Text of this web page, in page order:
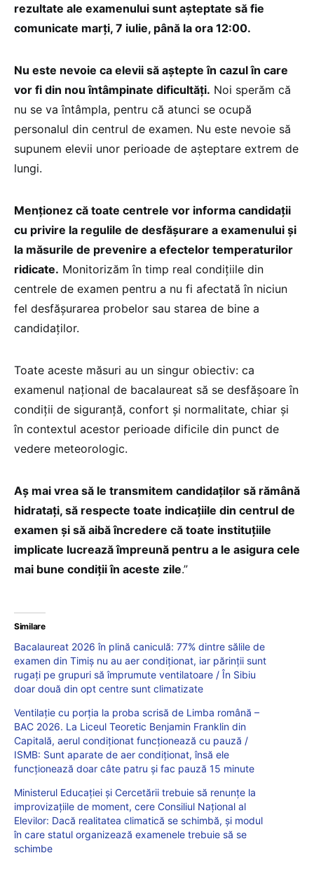
rezultate ale examenului sunt așteptate să fie
comunicate marți, 7 iulie, până la ora 12:00.
Nu este nevoie ca elevii să aștepte în cazul în care
vor fi din nou întâmpinate dificultăți. Noi sperăm că
nu se va întâmpla, pentru că atunci se ocupă
personalul din centrul de examen. Nu este nevoie să
supunem elevii unor perioade de așteptare extrem de
lungi.
Menționez că toate centrele vor informa candidații
cu privire la regulile de desfășurare a examenului și
la măsurile de prevenire a efectelor temperaturilor
ridicate. Monitorizăm în timp real condițiile din
centrele de examen pentru a nu fi afectată în niciun
fel desfășurarea probelor sau starea de bine a
candidaților.
Toate aceste măsuri au un singur obiectiv: ca
examenul național de bacalaureat să se desfășoare în
condiții de siguranță, confort și normalitate, chiar și
în contextul acestor perioade dificile din punct de
vedere meteorologic.
Aș mai vrea să le transmitem candidaților să rămână
hidratați, să respecte toate indicațiile din centrul de
examen și să aibă încredere că toate instituțiile
implicate lucrează împreună pentru a le asigura cele
mai bune condiții în aceste zile.”
Similare
Bacalaureat 2026 în plină caniculă: 77% dintre sălile de
examen din Timiș nu au aer condiționat, iar părinții sunt
rugați pe grupuri să împrumute ventilatoare / În Sibiu
doar două din opt centre sunt climatizate
Ventilație cu porția la proba scrisă de Limba română –
BAC 2026. La Liceul Teoretic Benjamin Franklin din
Capitală, aerul condiționat funcționează cu pauză /
ISMB: Sunt aparate de aer condiționat, însă ele
funcționează doar câte patru și fac pauză 15 minute
Ministerul Educației și Cercetării trebuie să renunțe la
improvizațiile de moment, cere Consiliul Național al
Elevilor: Dacă realitatea climatică se schimbă, și modul
în care statul organizează examenele trebuie să se
schimbe